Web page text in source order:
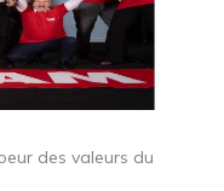
des valeurs du